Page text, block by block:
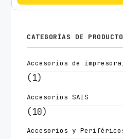
CATEGORÍAS DE
Accesorios de
(1)
Accesorios SAIS
(10)
Accesorios y